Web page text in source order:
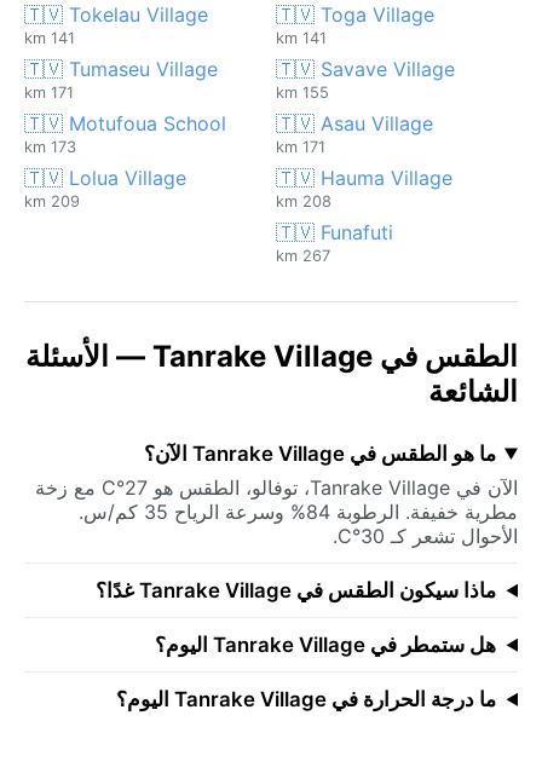
🇹🇻 Toga Village
141 km
🇹🇻 Tokelau Village
141 km
🇹🇻 Savave Village
155 km
🇹🇻 Tumaseu Village
171 km
🇹🇻 Asau Village
171 km
🇹🇻 Motufoua School
173 km
🇹🇻 Hauma Village
208 km
🇹🇻 Lolua Village
209 km
🇹🇻 Funafuti
267 km
الطقس في Tanrake Village — الأسئلة
الشائعة
ما هو الطقس في Tanrake Village الآن؟
الآن في Tanrake Village، توفالو، الطقس هو 27°C مع زخة
مطرية خفيفة. الرطوبة 84% وسرعة الرياح 35 كم/س.
الأحوال تشعر كـ 30°C.
ماذا سيكون الطقس في Tanrake Village غدًا؟
هل ستمطر في Tanrake Village اليوم؟
ما درجة الحرارة في Tanrake Village اليوم؟